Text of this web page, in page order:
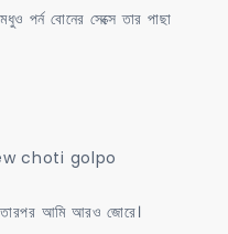
পর্ন বোনের সেক্সে তার পাছা
choti golpo
তারপর আমি আরও জোরে।